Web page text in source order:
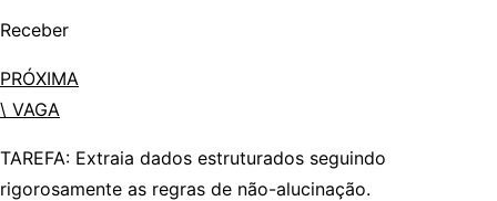
Receber
PRÓXIMA
\ VAGA
TAREFA: Extraia dados estruturados seguindo
rigorosamente as regras de não-alucinação.